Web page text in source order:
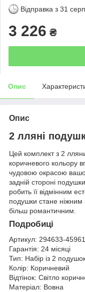
Відправка з 31
3 226 ₴
Опис
Опис
2 лляні
Цей комплект з 2
коричневого кольору
чудовою окрасою
задній стороні
робить її відмінним
подушки стане ніжним
більш романтичним.
Подробиці
Артикул: 294633-
Гарантія: 24 місяці
Тип: Набір із 2
Колір: Коричневий
Відтінок: Світло
Матеріал: Вовна